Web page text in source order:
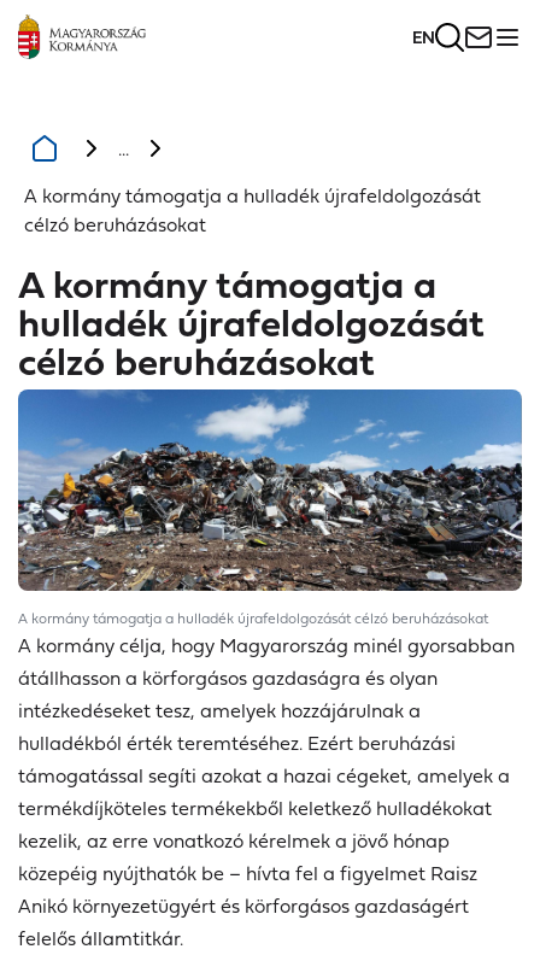
EN
...
A kormány támogatja a hulladék újrafeldolgozását
célzó beruházásokat
A kormány támogatja a
hulladék újrafeldolgozását
célzó beruházásokat
A kormány támogatja a hulladék újrafeldolgozását célzó beruházásokat
A kormány célja, hogy Magyarország minél gyorsabban
átállhasson a körforgásos gazdaságra és olyan
intézkedéseket tesz, amelyek hozzájárulnak a
hulladékból érték teremtéséhez. Ezért beruházási
támogatással segíti azokat a hazai cégeket, amelyek a
termékdíjköteles termékekből keletkező hulladékokat
kezelik, az erre vonatkozó kérelmek a jövő hónap
közepéig nyújthatók be – hívta fel a figyelmet Raisz
Anikó környezetügyért és körforgásos gazdaságért
felelős államtitkár.